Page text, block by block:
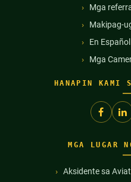
Mga
Makipag-
En Español
Mga
HANAPIN KAMI
MGA LUGAR
Aksidente sa